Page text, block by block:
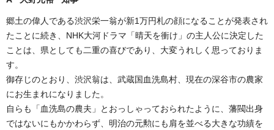
郷土の偉人である渋沢栄一翁が新1万円札の顔になることが発表され
たことに続き、NHK大河ドラマ「晴天を衝け」の主人公に決定した
ことは、県としても二重の喜びであり、大変うれしく思っておりま
す。
御存じのとおり、渋沢翁は、武蔵国血洗島村、現在の深谷市の農家
にお生まれになりました。
自らも「血洗島の農夫」とおっしゃっておられたように、藩閥出身
ではないにもかかわらず、明治の元勲にも肩を並べる大きな功績を